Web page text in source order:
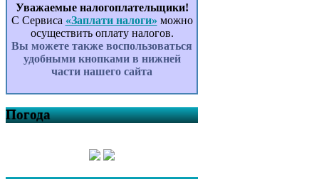
Уважаемые налогоплательщики!
С Сервиса «Заплати налоги» можно
осуществить оплату налогов.
Вы можете также воспользоваться
удобными кнопками в нижней
части нашего сайта
Погода